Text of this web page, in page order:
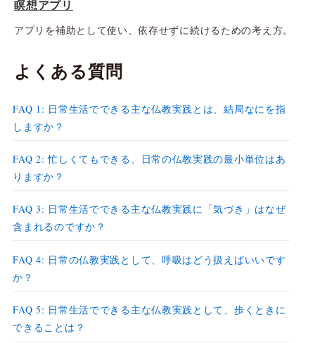
瞑想アプリ
アプリを補助として使い、依存せずに続けるための考え方。
よくある質問
FAQ 1: 日常生活でできる主な仏教実践とは、結局なにを指
しますか？
FAQ 2: 忙しくてもできる、日常の仏教実践の最小単位はあ
りますか？
FAQ 3: 日常生活でできる主な仏教実践に「気づき」はなぜ
含まれるのですか？
FAQ 4: 日常の仏教実践として、呼吸はどう扱えばいいです
か？
FAQ 5: 日常生活でできる主な仏教実践として、歩くときに
できることは？